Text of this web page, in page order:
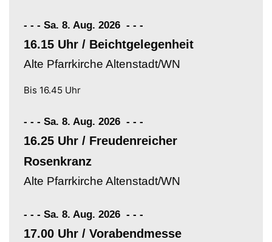
- - - Sa. 8. Aug. 2026 - - -
16.15 Uhr / Beichtgelegenheit
Alte Pfarrkirche Altenstadt/WN
Bis 16.45 Uhr
- - - Sa. 8. Aug. 2026 - - -
16.25 Uhr / Freudenreicher
Rosenkranz
Alte Pfarrkirche Altenstadt/WN
- - - Sa. 8. Aug. 2026 - - -
17.00 Uhr / Vorabendmesse